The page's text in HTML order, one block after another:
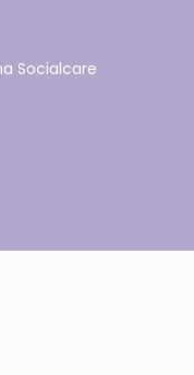
Socialcare